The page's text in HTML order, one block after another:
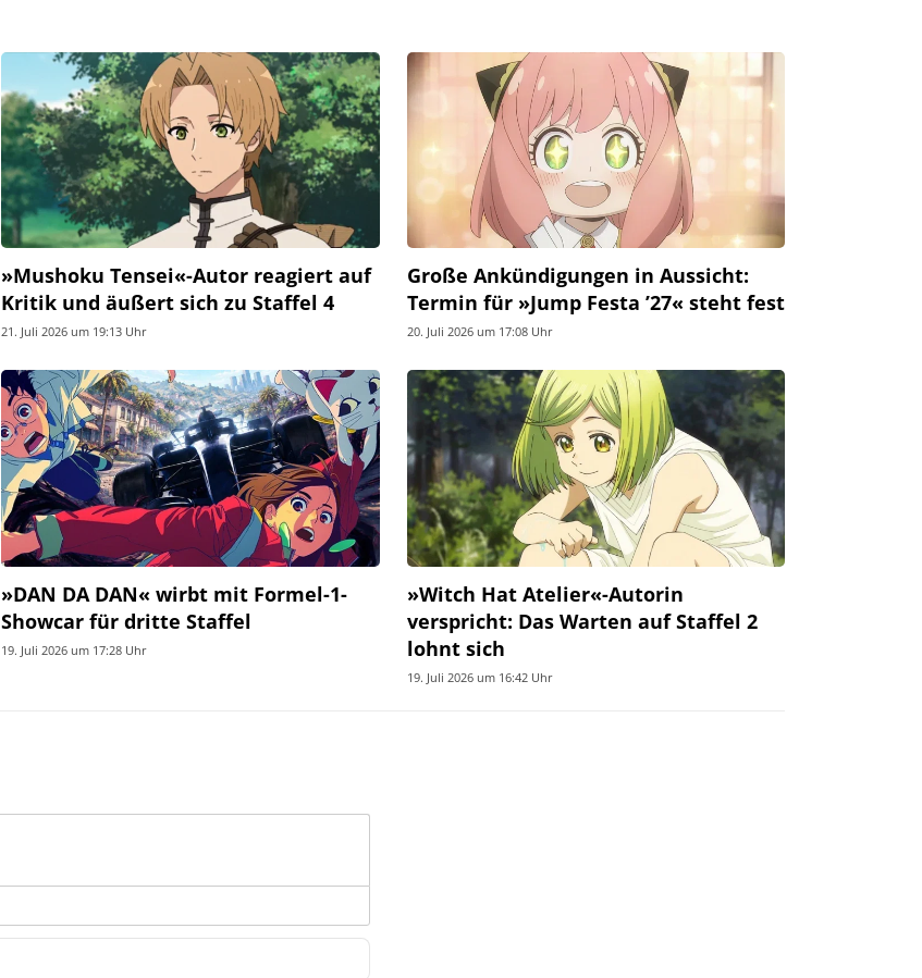
»Mushoku Tensei«-Autor reagiert auf
Kritik und äußert sich zu Staffel 4
21. Juli 2026 um 19:13 Uhr
Große Ankündigungen in Aussicht:
Termin für »Jump Festa ’27« steht fest
20. Juli 2026 um 17:08 Uhr
»DAN DA DAN« wirbt mit Formel-1-
Showcar für dritte Staffel
19. Juli 2026 um 17:28 Uhr
»Witch Hat Atelier«-Autorin
verspricht: Das Warten auf Staffel 2
lohnt sich
19. Juli 2026 um 16:42 Uhr
Name*